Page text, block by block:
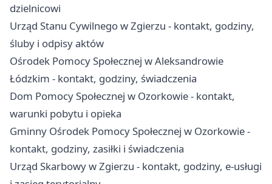
dzielnicowi
Urząd Stanu Cywilnego w Zgierzu - kontakt, godziny,
śluby i odpisy aktów
Ośrodek Pomocy Społecznej w Aleksandrowie
Łódzkim - kontakt, godziny, świadczenia
Dom Pomocy Społecznej w Ozorkowie - kontakt,
warunki pobytu i opieka
Gminny Ośrodek Pomocy Społecznej w Ozorkowie -
kontakt, godziny, zasiłki i świadczenia
Urząd Skarbowy w Zgierzu - kontakt, godziny, e-usługi